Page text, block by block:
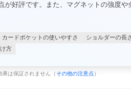
が好評です。また、マグネットの強度
カードポケットの使いやすさ ショルダーの長
方
は保証されません（ その他の注意点 ）